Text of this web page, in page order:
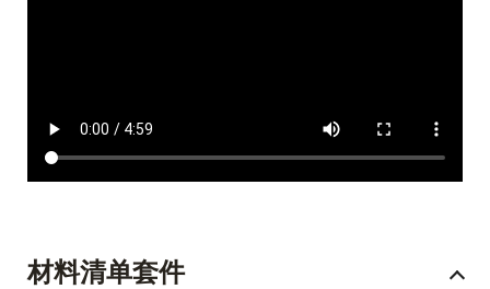
材料清单套件